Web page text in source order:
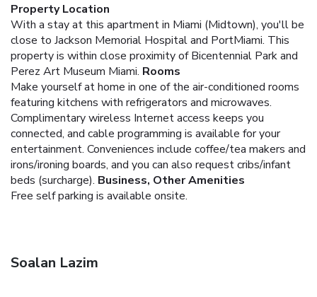
Property Location
With a stay at this apartment in Miami (Midtown), you'll be
close to Jackson Memorial Hospital and PortMiami. This
property is within close proximity of Bicentennial Park and
Perez Art Museum Miami. Rooms
Make yourself at home in one of the air-conditioned rooms
featuring kitchens with refrigerators and microwaves.
Complimentary wireless Internet access keeps you
connected, and cable programming is available for your
entertainment. Conveniences include coffee/tea makers and
irons/ironing boards, and you can also request cribs/infant
beds (surcharge). Business, Other Amenities
Free self parking is available onsite.
Soalan Lazim